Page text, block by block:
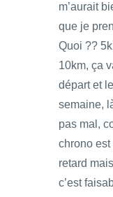
m’aurait
que je
Quoi ??
10km, ça
départ et
semaine,
pas mal,
chrono est
retard
c’est